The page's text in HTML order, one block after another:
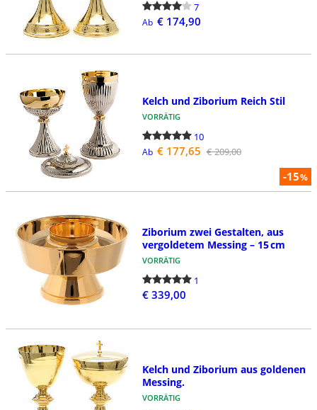
7
Ab € 174,90
-15%
Kelch und Ziborium Reich Stil
VORRÄTIG
10
Ab € 177,65 € 209,00
Ziborium zwei Gestalten, aus
vergoldetem Messing – 15 cm
VORRÄTIG
1
€ 339,00
Kelch und Ziborium aus goldenen
Messing.
VORRÄTIG